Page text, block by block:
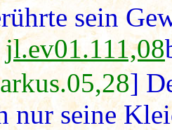
sein
jl.ev01.111,08
]
nur seine